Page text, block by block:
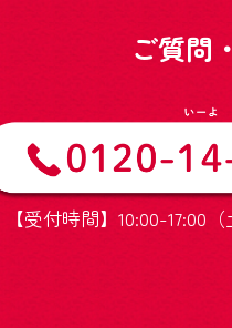
ご質問
【受付時間】10:00-17:00